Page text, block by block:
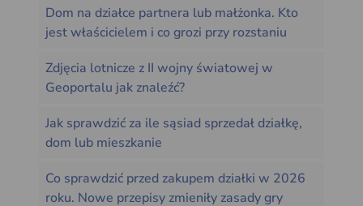
Dom na działce partnera lub małżonka. Kto
jest właścicielem i co grozi przy rozstaniu
Zdjęcia lotnicze z II wojny światowej w
Geoportalu jak znaleźć?
Jak sprawdzić za ile sąsiad sprzedał działkę,
dom lub mieszkanie
Co sprawdzić przed zakupem działki w 2026
roku. Nowe przepisy zmieniły zasady gry